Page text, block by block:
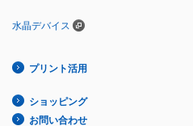
水晶デバイス
プリント活用
ショッピング
お問い合わせ